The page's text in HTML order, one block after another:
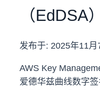
（EdDSA）
发布于: 2025年11月
AWS Key
爱德华兹曲线数字